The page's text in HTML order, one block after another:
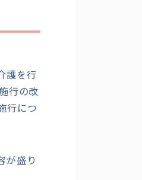
護を行
行の改
行につ
が盛り